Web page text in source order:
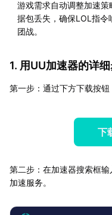
游戏需求自动调整加速
据包丢失，确保LOL指令
团战。
1. 用UU加速器的详
第一步：通过下方下载按钮
下
第二步：在加速器搜索框
加速服务。